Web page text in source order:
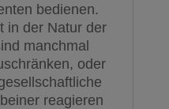
bedienen.
in der Natur der
manchmal
oder
reagieren